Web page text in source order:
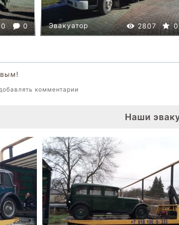
0 2807 0
Эвакуатор
комментарии
Наши